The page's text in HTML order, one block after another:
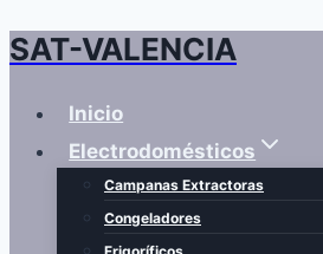
Saltar
contenido
SAT-VALENCIA
Inicio
Electrodomésticos
Campanas Extractoras
Congeladores